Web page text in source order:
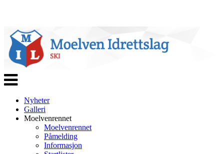
Veksle
navigasjon
Nyheter
Galleri
Moelvenrennet
Moelvenrennet
Påmelding
Informasjon